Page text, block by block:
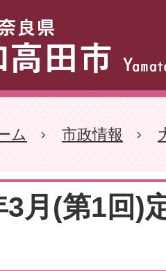
ム 市政情報
月(第1回)